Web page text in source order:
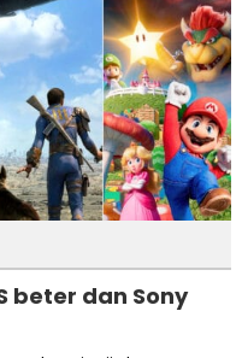
beter dan Sony